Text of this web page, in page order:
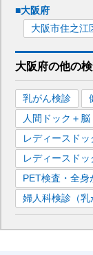
■大阪府
大阪市住之江
大阪府の他の
乳がん検診
人間ドック＋脳
レディースドッ
レディースド
PET検査・全身
婦人科検診（乳